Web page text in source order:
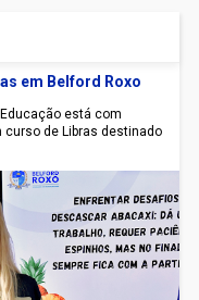
em Belford Roxo
Educação está com
de Libras destinado